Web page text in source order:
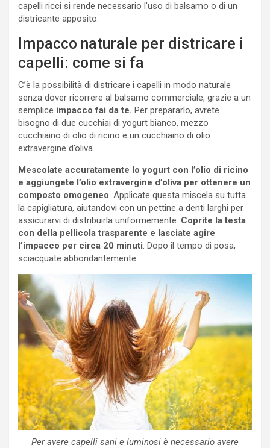
capelli ricci si rende necessario l’uso di balsamo o di un
districante apposito.
Impacco naturale per districare i
capelli: come si fa
C’è la possibilità di districare i capelli in modo naturale
senza dover ricorrere al balsamo commerciale, grazie a un
semplice impacco fai da te. Per prepararlo, avrete
bisogno di due cucchiai di yogurt bianco, mezzo
cucchiaino di olio di ricino e un cucchiaino di olio
extravergine d’oliva.
Mescolate accuratamente lo yogurt con l’olio di ricino
e aggiungete l’olio extravergine d’oliva per ottenere un
composto omogeneo. Applicate questa miscela su tutta
la capigliatura, aiutandovi con un pettine a denti larghi per
assicurarvi di distribuirla uniformemente. Coprite la testa
con della pellicola trasparente e lasciate agire
l’impacco per circa 20 minuti. Dopo il tempo di posa,
sciacquate abbondantemente.
Per avere capelli sani e luminosi è necessario avere